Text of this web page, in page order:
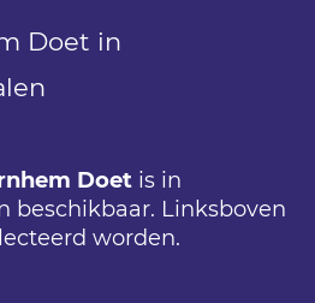
Doet in
Doet is in
beschikbaar. Linksboven
worden.